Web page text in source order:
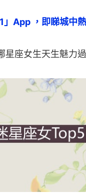
」App ，即睇城中
星座女生天生魅力過